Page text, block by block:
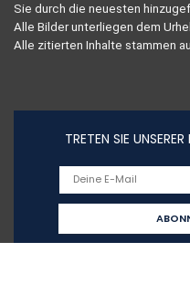
Sie durch die neuesten
Alle Bilder unterliegen dem
Alle zitierten Inhalte stammen
TRETEN SIE